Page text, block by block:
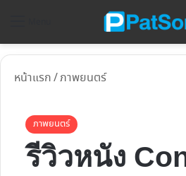
หน้าแรก/ภาพยนตร์
ภาพยนตร์
รีวิวหนัง